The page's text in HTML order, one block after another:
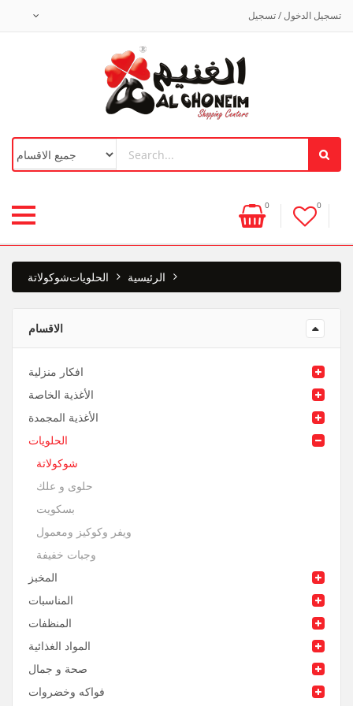
تسجيل الدخول / تسجيل
0 0
الرئيسية الحلوياتشوكولاتة
الاقسام
افكار منزلية
الأغذية الخاصة
الأغذية المجمدة
الحلويات
شوكولاتة
حلوى و علك
بسكويت
ويفر وكوكيز ومعمول
وجبات خفيفة
المخبز
المناسبات
المنظفات
المواد الغذائية
صحة و جمال
فواكه وخضروات